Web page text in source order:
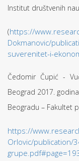
Institut društvenih
(https://
Dokmanovic/
suverenitet-i-
Čedomir Čupić -
Beograd 2017.
Beogradu – Fakultet
https://
Orlovic/publication/